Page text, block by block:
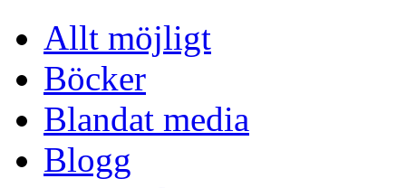
Allt möjligt
Böcker
Blandat media
Blogg